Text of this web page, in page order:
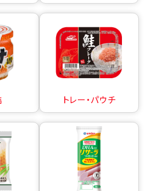
トレー・パウチ